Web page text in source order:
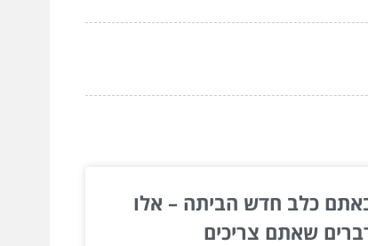
כלב חדש הביתה – אלו
שאתם צריכים